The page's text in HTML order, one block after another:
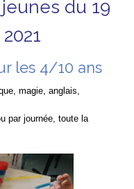
du 19
les 4/10 ans
magie, anglais,
par journée, toute la